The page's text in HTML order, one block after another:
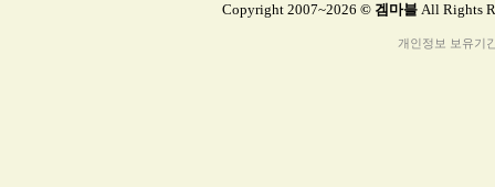
Copyright 2007~2026 © 겜마블 All Rights
개인정보 보유기